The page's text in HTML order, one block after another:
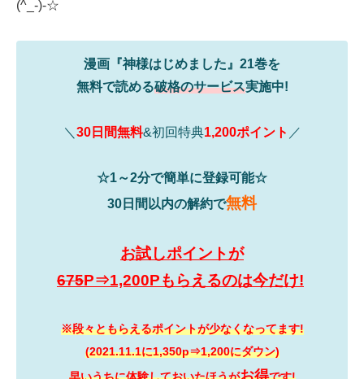
(^_-)-☆
漫画『神様はじめました』21巻を
無料で読める破格のサービス実施中!
＼ 30日間無料&初回特典1,200ポイント ／
☆1～2分で簡単に登録可能☆
30日間以内の解約で無料
お試しポイントが
675P⇒1,200Pもらえるのは今だけ!
※段々ともらえるポイントが少なくなってます!
(2021.11.1に1,350p⇒1,200にダウン)
お得